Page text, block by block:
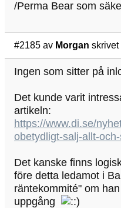
/Perma Bear som
#2185 av Morgan skrivet
Ingen som sitter på
Det kunde varit
artikeln:
https://www.di.se/
obetydligt-salj-allt-
Det kanske finns
före detta ledamot i
räntekommité" om
uppgång